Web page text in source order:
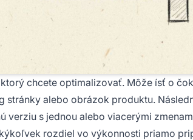
chcete optimalizovať. Môže ísť o
stránky alebo obrázok produktu.
verziu s jednou alebo viacerými
rozdiel vo výkonnosti priamo